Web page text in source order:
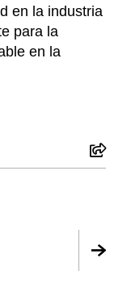
en la industria
para la
en la